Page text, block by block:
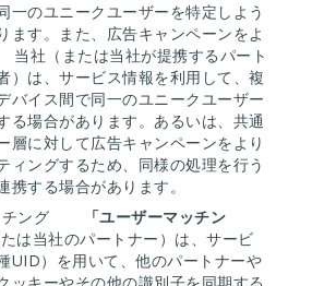
一のユニークユーザーを特定しよう
ます。また、広告キャンペーンをよ
当社（または当社が提携するパート
）は、サービス情報を利用して、複
バイス間で同一のユニークユーザー
る場合があります。あるいは、共通
層に対して広告キャンペーンをより
ィングするため、同様の処理を行う
携する場合があります。
チング
「ユーザーマッチン
は当社のパートナー）は、サービ
UID）を用いて、他のパートナーや